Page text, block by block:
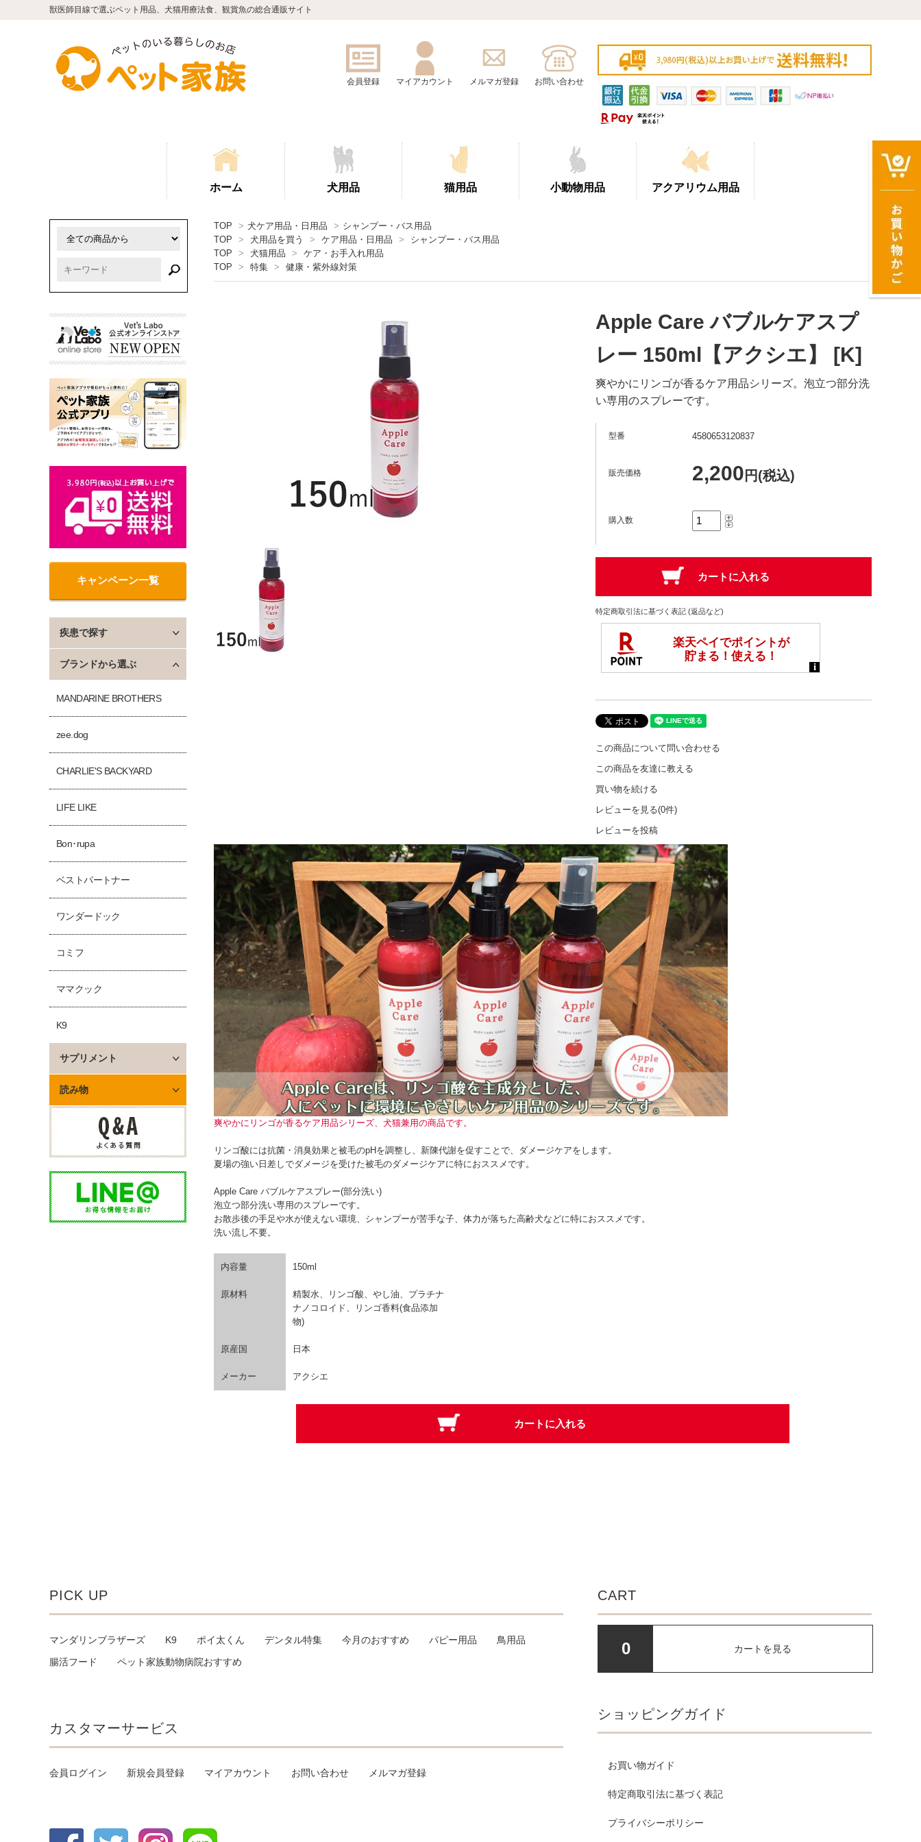
獣医師目線で選ぶペット用品、犬猫用療法食、観賞魚の総合通販サイト
会員登録 マイアカウント メルマガ登録 お問い合わせ
ホーム 犬用品 猫用品 小動物用品 アクアリウム用品
TOP > 犬ケア用品・日用品 > シャンプー・バス用品
TOP
> 犬用品を買う > ケア用品・日用品 >
シャンプー・バス用品
TOP
> 犬猫用品 >
ケア・お手入れ用品
TOP
> 特集 > 健康・紫外線対策
Apple Care バブルケアスプ
レー 150ml【アクシエ】 [K]
爽やかにリンゴが香るケア用品シリーズ。泡立つ部分洗
い専用のスプレーです。
型番 4580653120837
販売価格 2,200 円(税込)
購入数
特定商取引法に基づく表記 (返品など)
この商品について問い合わせる
この商品を友達に教える
買い物を続ける
レビューを見る(0件)
レビューを投稿
爽やかにリンゴが香るケア用品シリーズ、犬猫兼用の商品です。
リンゴ酸には抗菌・消臭効果と被毛のpHを調整し、新陳代謝を促すことで、ダメージケアをします。
夏場の強い日差しでダメージを受けた被毛のダメージケアに特におススメです。
Apple Care バブルケアスプレー(部分洗い)
泡立つ部分洗い専用のスプレーです。
お散歩後の手足や水が使えない環境、シャンプーが苦手な子、体力が落ちた高齢犬などに特におススメです。
洗い流し不要。
内容量 150ml
原材料
精製水、リンゴ酸、やし油、プラチナ
ナノコロイド、リンゴ香料(食品添加
物)
原産国 日本
メーカー アクシエ
キャンペーン一覧
疾患で探す
ブランドから選ぶ
MANDARINE BROTHERS
zee.dog
CHARLIE'S BACKYARD
LIFE LIKE
Bon･rupa
ベストパートナー
ワンダードック
コミフ
ママクック
K9
サプリメント
読み物
PICK UP
マンダリンブラザーズ K9 ポイ太くん デンタル特集 今月のおすすめ パピー用品
鳥用品
腸活フード
ペット家族動物病院おすすめ
カスタマーサービス
会員ログイン 新規会員登録 マイアカウント お問い合わせ メルマガ登録
CART
0 カートを見る
ショッピングガイド
お買い物ガイド
特定商取引法に基づく表記
プライバシーポリシー